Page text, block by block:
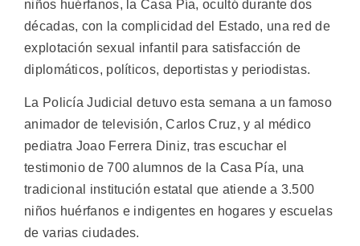
niños huérfanos, la Casa Pía, ocultó durante dos
décadas, con la complicidad del Estado, una red de
explotación sexual infantil para satisfacción de
diplomáticos, políticos, deportistas y periodistas.
La Policía Judicial detuvo esta semana a un famoso
animador de televisión, Carlos Cruz, y al médico
pediatra Joao Ferrera Diniz, tras escuchar el
testimonio de 700 alumnos de la Casa Pía, una
tradicional institución estatal que atiende a 3.500
niños huérfanos e indigentes en hogares y escuelas
de varias ciudades.